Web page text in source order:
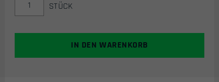
STEEL
BRAIDED
VERBINDUNGSSCHLAUCH
(10M)
STÜCK
IN DEN WARENKORB